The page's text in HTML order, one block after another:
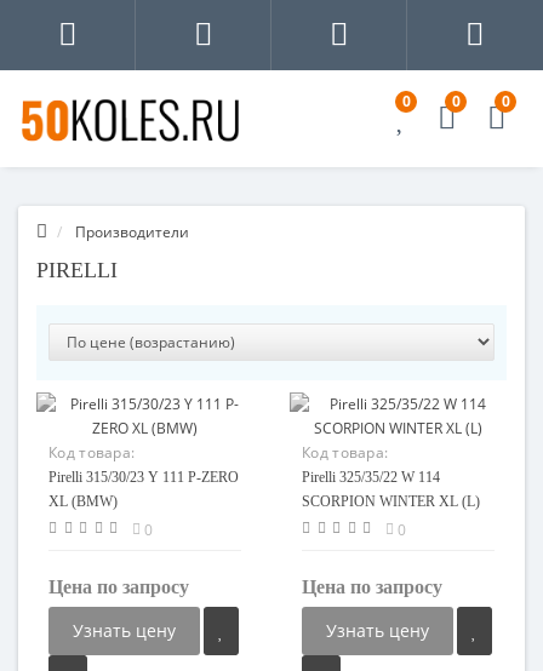
0 0 0
Производители
PIRELLI
Код товара:
110731637856-08
Pirelli 315/30/23 Y 111 P-ZERO
XL (BMW)
0
Цена по запросу
Узнать цену
Код товара:
87998420108-08
Pirelli 325/35/22 W 114
SCORPION WINTER XL (L)
0
Цена по запросу
Узнать цену